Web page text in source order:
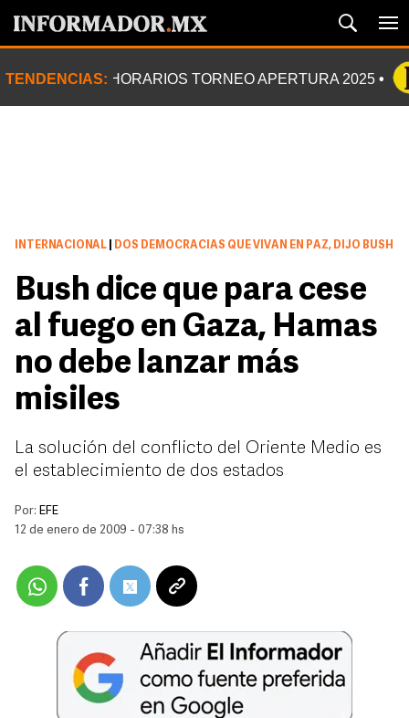
TENDENCIAS: HORARIOS TORNEO APERTURA 2025
INTERNACIONAL DOS DEMOCRACIAS QUE VIVAN EN PAZ, DIJO BUSH
Bush dice que para cese
al fuego en Gaza, Hamas
no debe lanzar más
misiles
La solución del conflicto del Oriente Medio es
el establecimiento de dos estados
Por: EFE
12 de enero de 2009 - 07:38 hs